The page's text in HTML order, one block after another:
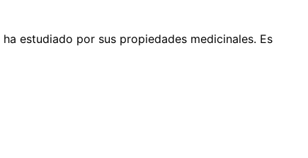
estudiado por sus propiedades medicinales. Es